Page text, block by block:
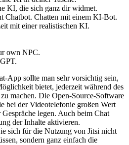
KI, die sich ganz dir widmet.
Chatbot. Chatten mit einem KI-Bot.
mit einer realistischen KI.
own NPC.
App sollte man sehr vorsichtig sein,
bietet, jederzeit während des
machen. Die Open-Source-Software
bei der Videotelefonie großen Wert
legen. Auch beim Chat
der Inhalte aktivieren.
sich für die Nutzung von Jitsi nicht
sondern ganz einfach die